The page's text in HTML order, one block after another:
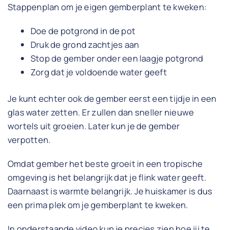
Stappenplan om je eigen gemberplant te kweken:
Doe de potgrond in de pot
Druk de grond zachtjes aan
Stop de gember onder een laagje potgrond
Zorg dat je voldoende water geeft
Je kunt echter ook de gember eerst een tijdje in een
glas water zetten. Er zullen dan sneller nieuwe
wortels uit groeien. Later kun je de gember
verpotten.
Omdat gember het beste groeit in een tropische
omgeving is het belangrijk dat je flink water geeft.
Daarnaast is warmte belangrijk. Je huiskamer is dus
een prima plek om je gemberplant te kweken.